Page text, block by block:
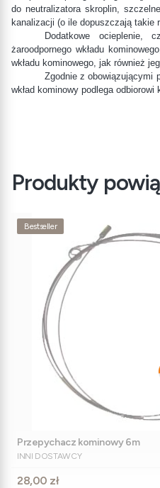
do neutralizatora skroplin,
kanalizacji (o ile dopuszczają takie
Dodatkowe ocieplenie,
żaroodpornego wkładu
wkładu kominowego, jak również
Zgodnie z obowiązującymi
wkład kominowy podlega odbiorowi
Produkty
Bestseller
Przepychacz kominowy 6m
PRODUCENT
INNI DOSTAWCY
Cena
28,00 zł